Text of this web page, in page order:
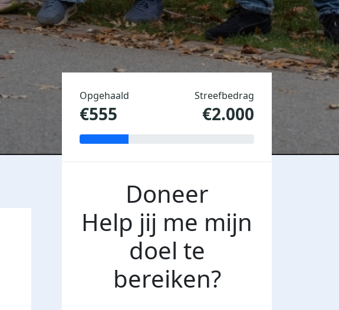
Opgehaald
€555
Streefbedrag
€2.000
Doneer
Help jij me mijn
doel te
bereiken?